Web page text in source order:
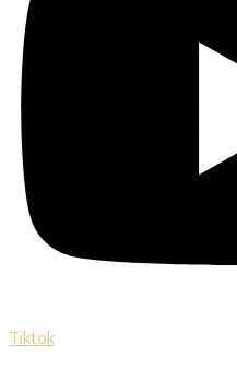
Tiktok